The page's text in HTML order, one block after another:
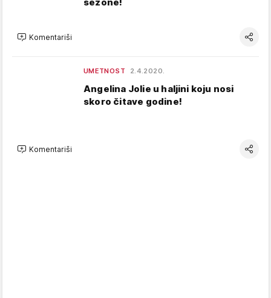
Komentariši
UMETNOST 2.4.2020.
Angelina Jolie u haljini koju nosi
skoro čitave godine!
Komentariši